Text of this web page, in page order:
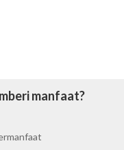
manfaat?